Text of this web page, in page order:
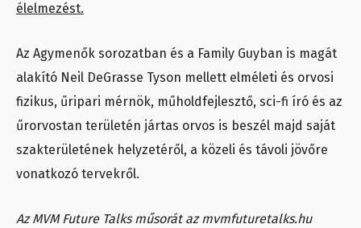
élelmezést.
Az Agymenők sorozatban és a Family Guyban is magát
alakító Neil DeGrasse Tyson mellett elméleti és orvosi
fizikus, űripari mérnök, műholdfejlesztő, sci-fi író és az
űrorvostan területén jártas orvos is beszél majd saját
szakterületének helyzetéről, a közeli és távoli jövőre
vonatkozó tervekről.
Az MVM Future Talks műsorát az mvmfuturetalks.hu